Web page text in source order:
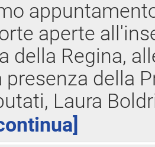
aperte
della Regina,
presenza della
Laura